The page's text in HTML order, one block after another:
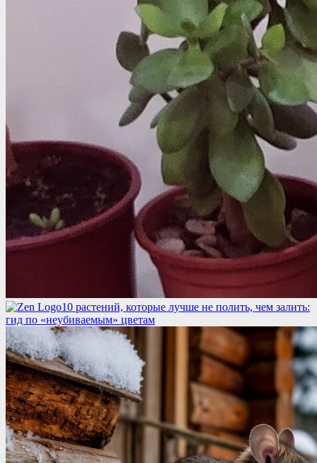
10 растений, которые лучше не полить, чем залить:
гид по «неубиваемым» цветам